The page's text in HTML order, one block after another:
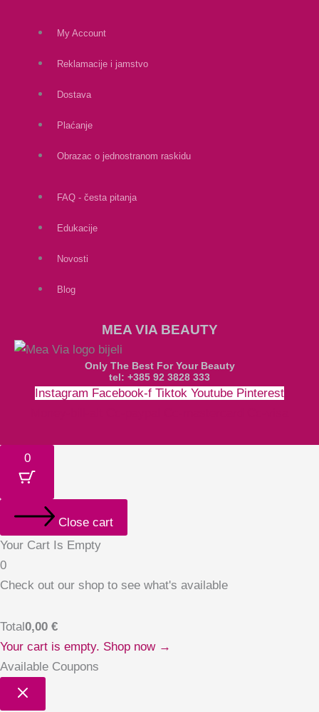
My Account
Reklamacije i jamstvo
Dostava
Plaćanje
Obrazac o jednostranom raskidu
FAQ - česta pitanja
Edukacije
Novosti
Blog
MEA VIA BEAUTY
Only The Best For Your Beauty
tel: +385 92 3828 333
Instagram Facebook-f Tiktok Youtube Pinterest
0
Close cart
Your Cart Is Empty
0
Check out our shop to see what's available
Total0,00 €
Your cart is empty. Shop now →
Available Coupons